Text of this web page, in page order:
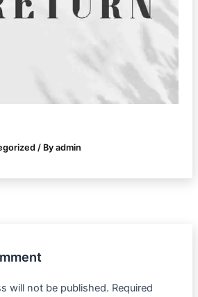
/ By admin
will not be published. Required